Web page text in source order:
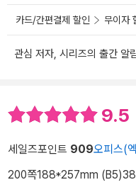
카드/간편결제 할인 무이자
관심 저자, 시리즈의 출간 알
9.5
세일즈포인트 909오피스(
200쪽188*257mm (B5)